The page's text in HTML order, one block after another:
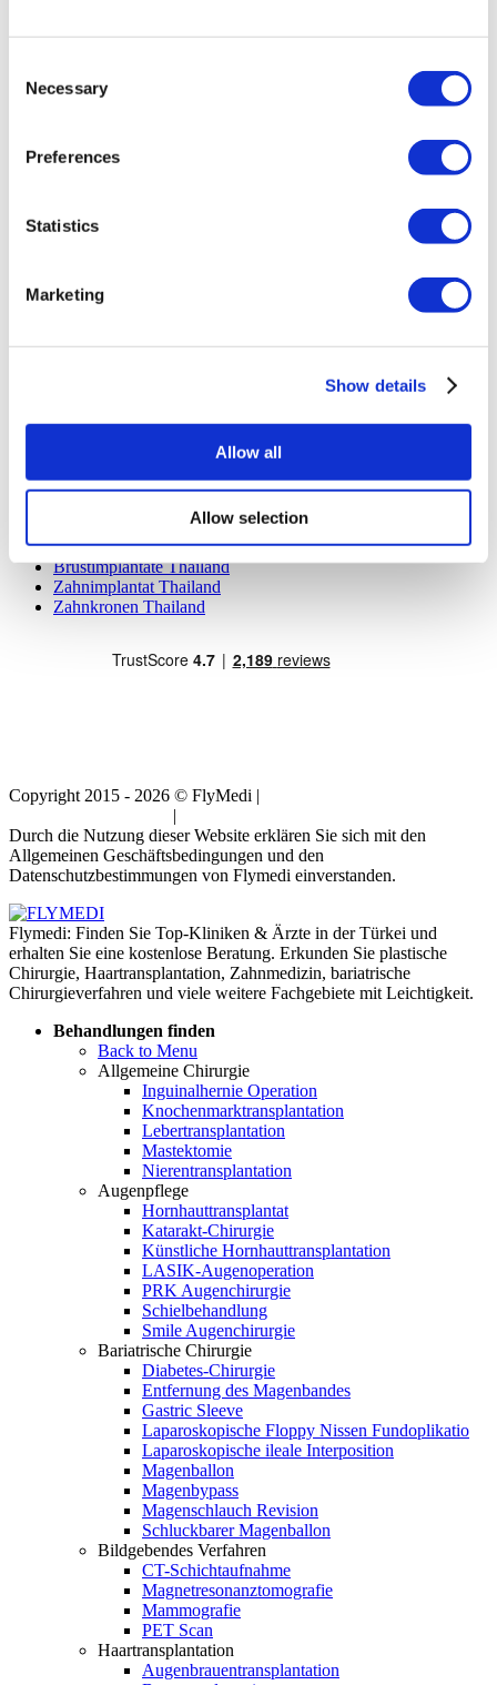
Selection
Necessary
Preferences
Statistics
Marketing
Show details
Allow all
Allow selection
Beliebte Kliniken
Istanbul European Center
YeahSmile
Kamol Cosmetic Hospital
Beliebte Behandlungen in Thailand
Nasenkorrektur Thailand
Veneers Thailand
Brustimplantate Thailand
Zahnimplantat Thailand
Zahnkronen Thailand
Copyright 2015 - 2026 © FlyMedi |
|
Durch die Nutzung dieser Website erklären Sie sich mit den
Allgemeinen Geschäftsbedingungen und den
Datenschutzbestimmungen von Flymedi einverstanden.
Flymedi: Finden Sie Top-Kliniken & Ärzte in der Türkei und
erhalten Sie eine kostenlose Beratung. Erkunden Sie plastische
Chirurgie, Haartransplantation, Zahnmedizin, bariatrische
Chirurgieverfahren und viele weitere Fachgebiete mit Leichtigkeit.
Behandlungen finden
Back to Menu
Allgemeine Chirurgie
Inguinalhernie Operation
Knochenmarktransplantation
Lebertransplantation
Mastektomie
Nierentransplantation
Augenpflege
Hornhauttransplantat
Katarakt-Chirurgie
Künstliche Hornhauttransplantation
LASIK-Augenoperation
PRK Augenchirurgie
Schielbehandlung
Smile Augenchirurgie
Bariatrische Chirurgie
Diabetes-Chirurgie
Entfernung des Magenbandes
Gastric Sleeve
Laparoskopische Floppy Nissen Fundoplikatio
Laparoskopische ileale Interposition
Magenballon
Magenbypass
Magenschlauch Revision
Schluckbarer Magenballon
Bildgebendes Verfahren
CT-Schichtaufnahme
Magnetresonanztomografie
Mammografie
PET Scan
Haartransplantation
Augenbrauentransplantation